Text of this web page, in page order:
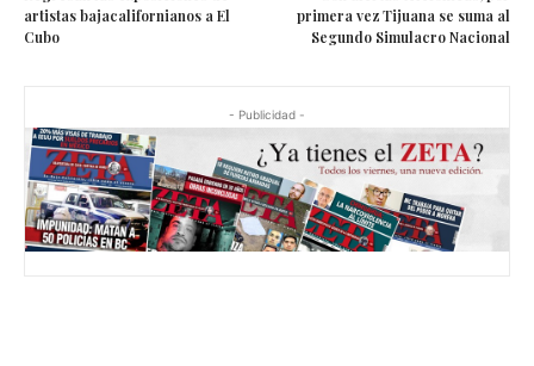
artistas bajacalifornianos a El
Cubo
primera vez Tijuana se suma al
Segundo Simulacro Nacional
- Publicidad -